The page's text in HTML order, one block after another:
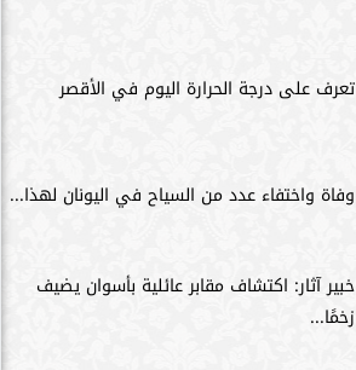
تعرف على درجة الحرارة اليوم في الأقصر
وفاة واختفاء عدد من السياح في اليونان لهذا...
خبير آثار: اكتشاف مقابر عائلية بأسوان يضيف
زخمًا...